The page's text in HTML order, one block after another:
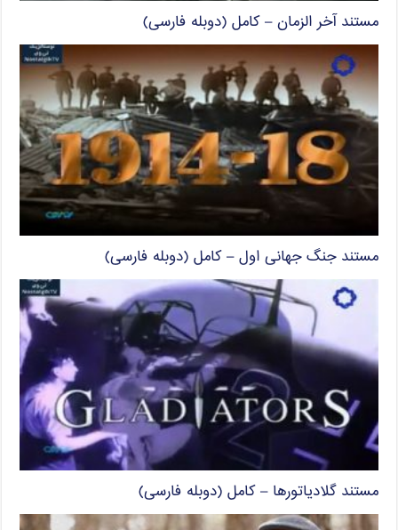
مستند آخر الزمان – کامل (دوبله فارسی)
مستند جنگ جهانی اول – کامل (دوبله فارسی)
مستند گلادیاتورها – کامل (دوبله فارسی)